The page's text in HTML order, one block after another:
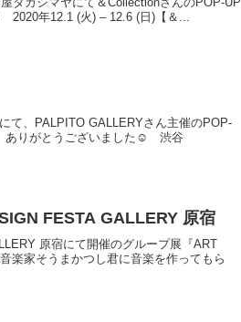
年12.1 (火) – 12.6 (日)【＆...
て、PALPITO GALLERYさん主催のPOP-
ありがとうございました☺︎ 渋谷
FESTA GALLERY 原宿
原宿にて開催のグループ展『ART
家そうまかつし君に音楽を作ってもら